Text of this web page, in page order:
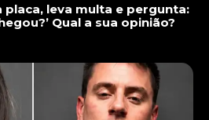
leva multa e pergunta:
Qual a sua opinião?